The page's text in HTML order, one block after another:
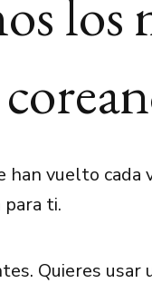
los
vuelto cada
ti.
Quieres usar